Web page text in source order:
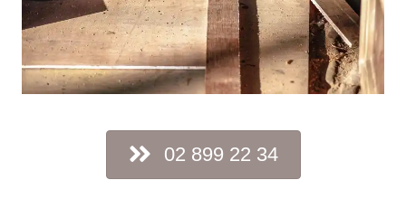
02 899 22 34